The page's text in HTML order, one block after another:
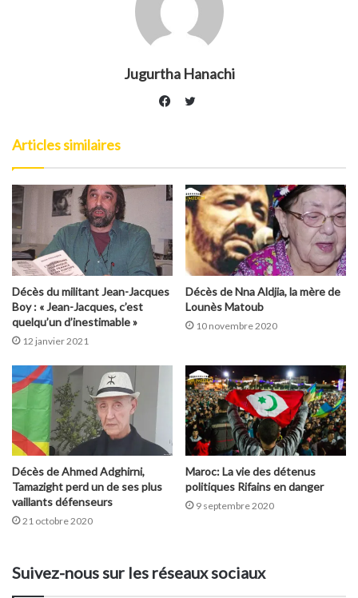
Jugurtha Hanachi
Twitter
Articles similaires
Décès du militant Jean-Jacques
Boy : « Jean-Jacques, c’est
quelqu’un d’inestimable »
12 janvier 2021
Décès de Nna Aldjia, la mère de
Lounès Matoub
10 novembre 2020
Décès de Ahmed Adghirni,
Tamazight perd un de ses plus
vaillants défenseurs
21 octobre 2020
Maroc: La vie des détenus
politiques Rifains en danger
9 septembre 2020
Suivez-nous sur les réseaux sociaux